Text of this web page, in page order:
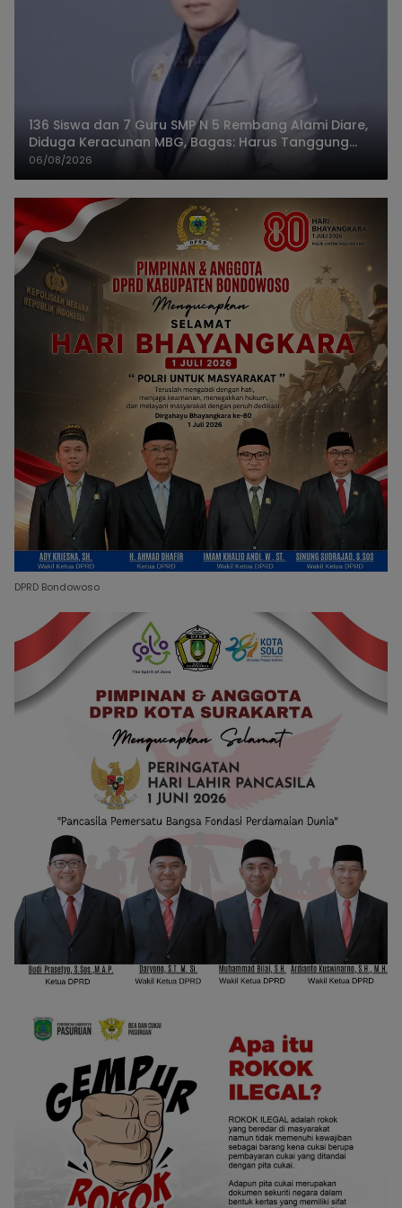
136 Siswa dan 7 Guru SMP N 5 Rembang Alami Diare,
Diduga Keracunan MBG, Bagas: Harus Tanggung
Jawab
06/08/2026
DPRD Bondowoso